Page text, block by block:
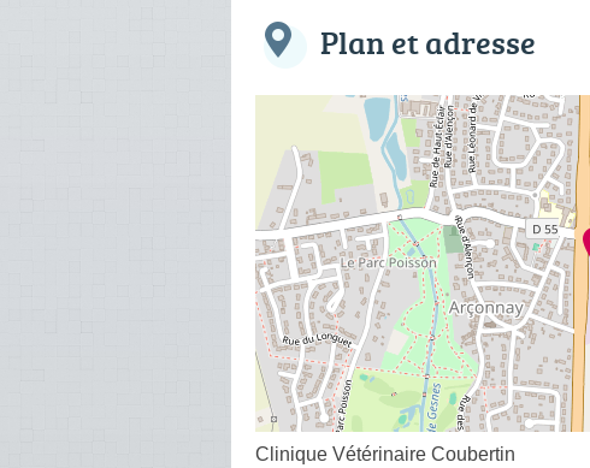
Plan et adresse
Clinique Vétérinaire Coubertin